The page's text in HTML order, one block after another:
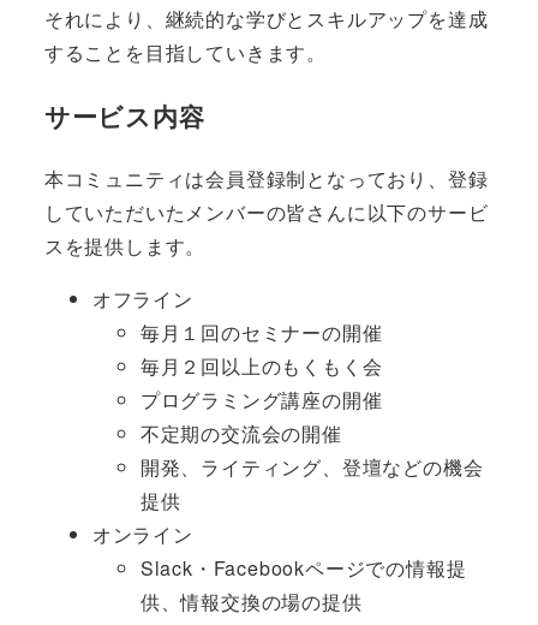
それにより、継続的な学びとスキルアップを達成
することを目指していきます。
サービス内容
本コミュニティは会員登録制となっており、登録
していただいたメンバーの皆さんに以下のサービ
スを提供します。
オフライン
毎月１回のセミナーの開催
毎月２回以上のもくもく会
プログラミング講座の開催
不定期の交流会の開催
開発、ライティング、登壇などの機会
提供
オンライン
Slack・Facebookページでの情報提
供、情報交換の場の提供